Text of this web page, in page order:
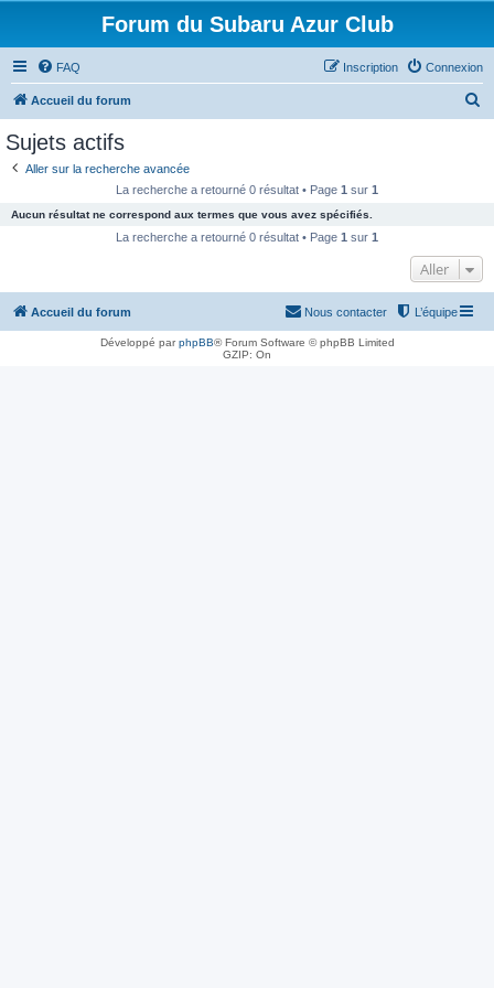
Forum du Subaru Azur Club
FAQ Connexion
Inscription
Accueil du forum
c
h
Sujets actifs
Aller sur la recherche avancée
La recherche a retourné 0 résultat • Page 1 sur 1
Aucun résultat ne correspond aux termes que vous avez spécifiés.
La recherche a retourné 0 résultat • Page 1 sur 1
Aller
Accueil du forum L’équipe
Nous contacter
Développé parphpBB® Forum Software © phpBB Limited
GZIP: On